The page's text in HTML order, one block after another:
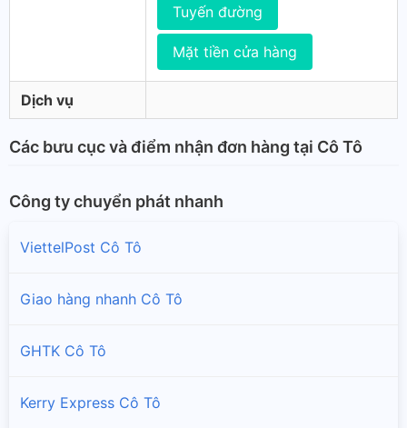
Tuyến đường
Mặt tiền cửa hàng
Dịch vụ
Các bưu cục và điểm nhận đơn hàng tại Cô Tô
Công ty chuyển phát nhanh
ViettelPost Cô Tô
Giao hàng nhanh Cô Tô
GHTK Cô Tô
Kerry Express Cô Tô